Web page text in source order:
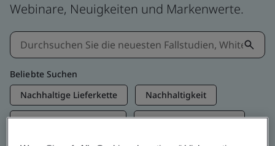
Webinare, Neuigkeiten und Markenwerte.
Beliebte Suchen
Nachhaltige Lieferkette
Nachhaltigkeit
Informationssicherheit Künstliche Intelligenz